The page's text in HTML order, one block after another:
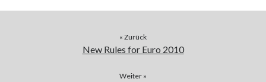
« Zurück
New Rules for Euro 2010
Weiter »